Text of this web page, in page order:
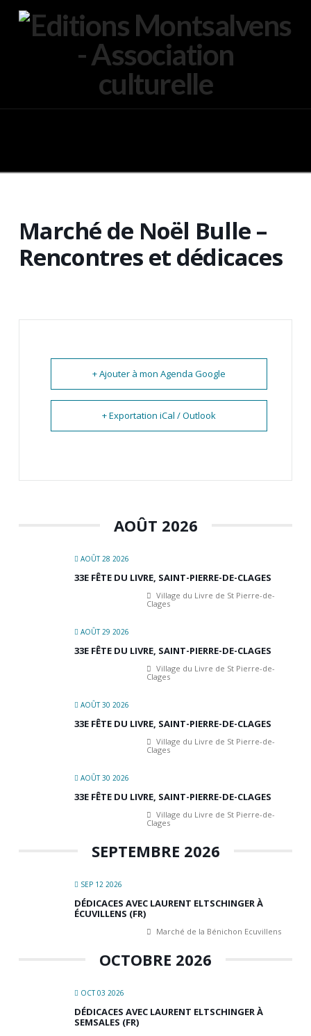
Marché de Noël Bulle –
Rencontres et dédicaces
+ Ajouter à mon Agenda Google
+ Exportation iCal / Outlook
AOÛT 2026
AOÛT 28 2026
33E FÊTE DU LIVRE, SAINT-PIERRE-DE-CLAGES
Village du Livre de St Pierre-de-
Clages
AOÛT 29 2026
33E FÊTE DU LIVRE, SAINT-PIERRE-DE-CLAGES
Village du Livre de St Pierre-de-
Clages
AOÛT 30 2026
33E FÊTE DU LIVRE, SAINT-PIERRE-DE-CLAGES
Village du Livre de St Pierre-de-
Clages
AOÛT 30 2026
33E FÊTE DU LIVRE, SAINT-PIERRE-DE-CLAGES
Village du Livre de St Pierre-de-
Clages
SEPTEMBRE 2026
SEP 12 2026
DÉDICACES AVEC LAURENT ELTSCHINGER À
ÉCUVILLENS (FR)
Marché de la Bénichon Ecuvillens
OCTOBRE 2026
OCT 03 2026
DÉDICACES AVEC LAURENT ELTSCHINGER À
SEMSALES (FR)